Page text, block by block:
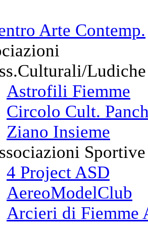
Arte Contemp.
Ludiche
Astrofili Fiemme
Circolo Cult.
Ziano Insieme
Sportive
4 Project ASD
AereoModelClub
Arcieri di Fiemme